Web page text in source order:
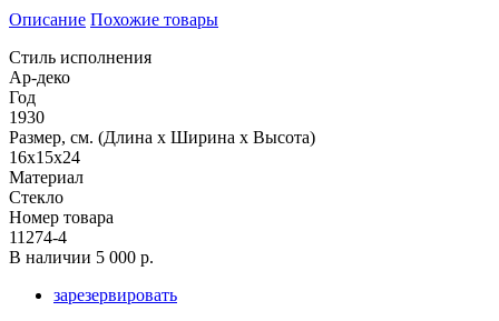
Описание Похожие товары
Стиль исполнения
Ар-деко
Год
1930
Размер, см. (Длина х Ширина х Высота)
16х15х24
Материал
Стекло
Номер товара
11274-4
В наличии 5 000 р.
зарезервировать